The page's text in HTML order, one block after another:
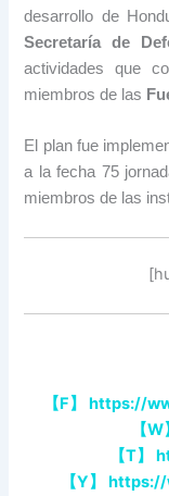
desarrollo de
Secretaría de
actividades que
miembros de las
El plan fue
a la fecha 75
miembros de las
【F】
https://
【W】
【T】
【Y】
https://